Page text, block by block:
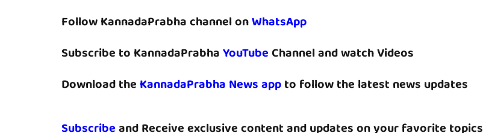
Follow KannadaPrabha channel onWhatsApp
Subscribe to KannadaPrabhaYouTubeChannel and watch Videos
Download the KannadaPrabha News appto follow the latest news updates